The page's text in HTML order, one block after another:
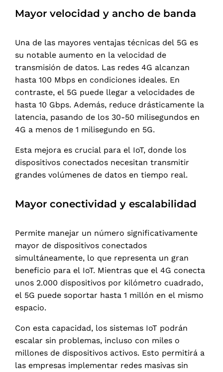
Mayor velocidad y ancho de banda
Una de las mayores ventajas técnicas del 5G es
su notable aumento en la velocidad de
transmisión de datos. Las redes 4G alcanzan
hasta 100 Mbps en condiciones ideales. En
contraste, el 5G puede llegar a velocidades de
hasta 10 Gbps. Además, reduce drásticamente la
latencia, pasando de los 30-50 milisegundos en
4G a menos de 1 milisegundo en 5G.
Esta mejora es crucial para el IoT, donde los
dispositivos conectados necesitan transmitir
grandes volúmenes de datos en tiempo real.
Mayor conectividad y escalabilidad
Permite manejar un número significativamente
mayor de dispositivos conectados
simultáneamente, lo que representa un gran
beneficio para el IoT. Mientras que el 4G conecta
unos 2.000 dispositivos por kilómetro cuadrado,
el 5G puede soportar hasta 1 millón en el mismo
espacio.
Con esta capacidad, los sistemas IoT podrán
escalar sin problemas, incluso con miles o
millones de dispositivos activos. Esto permitirá a
las empresas implementar redes masivas sin